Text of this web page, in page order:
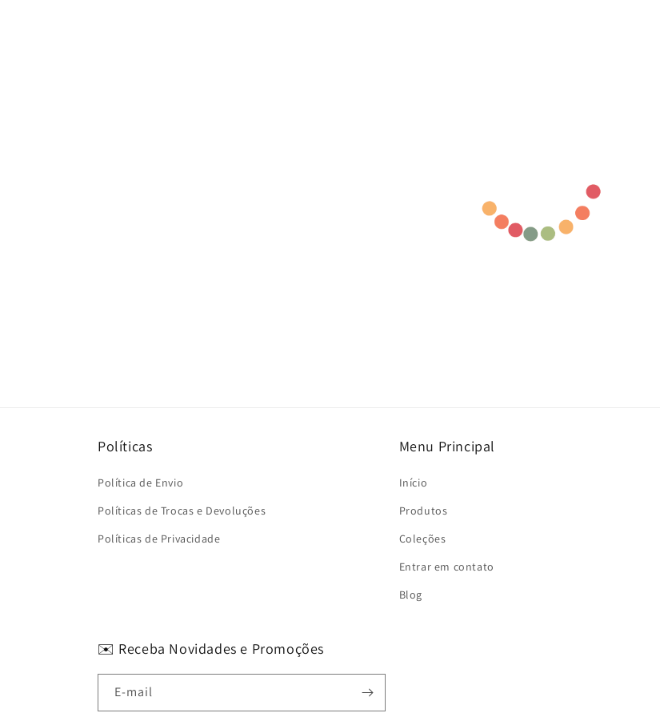
Políticas
Política de Envio
Políticas de Trocas e Devoluções
Políticas de Privacidade
Menu Principal
Início
Produtos
Coleções
Entrar em contato
Blog
✉️ Receba Novidades e Promoções
E-mail